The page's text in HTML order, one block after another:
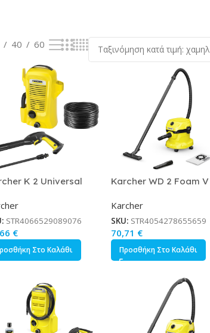
40 60
K 2 Universal
με Πίεση 110bar
1.673-010.0
STR4066529089076
€
Στο Καλάθι
Karcher WD 2 Foam V
1000W με Πλαστικό Κάδο
12lt Κωδικός 1.628-000.0
Karcher
SKU: STR4054278655659
70,71 €
Προσθήκη Στο Καλάθι